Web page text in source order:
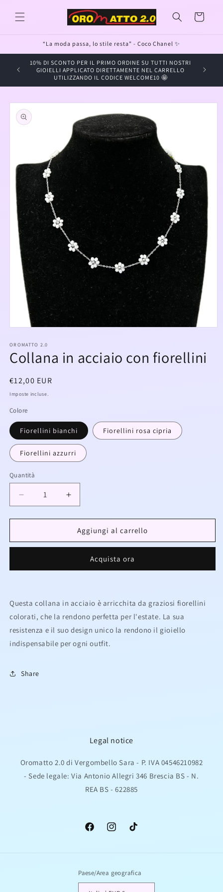
direttamente
ai contenuti
Carrello
“La moda passa, lo stile resta” - Coco Chanel ✨
10% DI SCONTO PER IL PRIMO ORDINE SU TUTTI NOSTRI
GIOIELLI APPLICATO DIRETTAMENTE NEL CARRELLO
UTILIZZANDO IL CODICE WELCOME10 🤩
Passa alle
informazioni
sul prodotto
multimediali
1
in
OROMATTO 2.0
Collana in acciaio con fiorellini
Prezzo
di
€12,00 EUR
Imposte incluse.
Colore
Fiorellini bianchi Fiorellini rosa cipria
Fiorellini azzurri
Quantità
Diminuisci
quantità
per
in
fiorellini
Aumenta
quantità
per
Collana
in
fiorellini
Aggiungi al carrello
Acquista ora
Questa collana in acciaio è arricchita da graziosi fiorellini
colorati, che la rendono perfetta per l'estate. La sua
resistenza e il suo design unico la rendono il gioiello
indispensabile per ogni outfit.
Share
Legal notice
Oromatto 2.0 di Vergombello Sara - P. IVA 04546210982
- Sede legale: Via Antonio Allegri 346 Brescia BS - N.
REA BS - 622885
FacebookInstagramTikTok
Paese/Area geografica